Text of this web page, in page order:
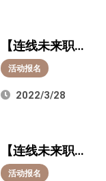
本大和证券中
国有限公司董
事总经理杨峰
【连线未来职
场 企业直播系
列活动】明晚6
远大前程！
活动报名
2022/3/28
【连线未来职
场 企业直播系
活动报名